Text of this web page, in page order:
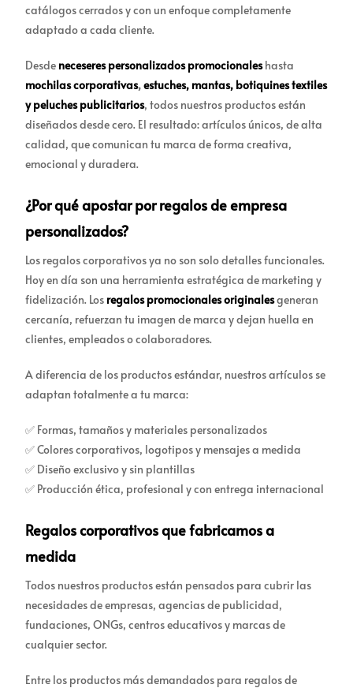
catálogos cerrados y con un enfoque completamente
adaptado a cada cliente.
Desde neceseres personalizados promocionaleshasta
mochilas corporativas,estuches, mantas, botiquines textiles
ypeluches publicitarios, todos nuestros productos están
diseñados desde cero. El resultado: artículos únicos, de alta
calidad, que comunican tu marca de forma creativa,
emocional y duradera.
¿Por qué apostar por regalos de empresa
personalizados?
Los regalos corporativos ya no son solo detalles funcionales.
Hoy en día son una herramienta estratégica de marketing y
fidelización. Los regalos promocionales originalesgeneran
cercanía, refuerzan tu imagen de marca y dejan huella en
clientes, empleados o colaboradores.
A diferencia de los productos estándar, nuestros artículos se
adaptan totalmente a tu marca:
✅ Formas, tamaños y materiales personalizados
✅ Colores corporativos, logotipos y mensajes a medida
✅ Diseño exclusivo y sin plantillas
✅ Producción ética, profesional y con entrega internacional
Regalos corporativos que fabricamos a
medida
Todos nuestros productos están pensados para cubrir las
necesidades de empresas, agencias de publicidad,
fundaciones, ONGs, centros educativos y marcas de
cualquier sector.
Entre los productos más demandados para regalos de